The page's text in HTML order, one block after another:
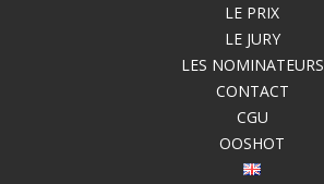
LE PRIX
LE JURY
LES NOMINATEURS
CONTACT
CGU
OOSHOT